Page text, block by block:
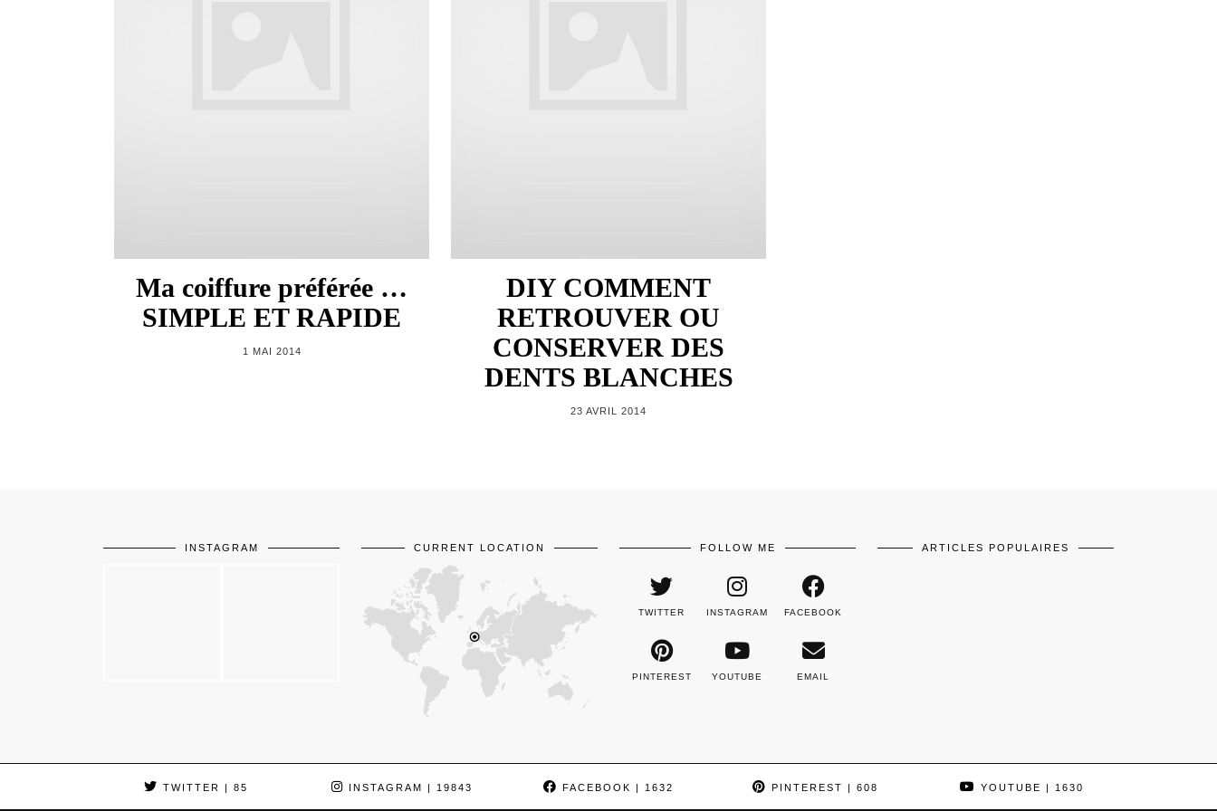
Ma coiffure préférée …
SIMPLE ET RAPIDE
1 MAI 2014
DIY COMMENT
RETROUVER OU
CONSERVER DES
DENTS BLANCHES
23 AVRIL 2014
INSTAGRAM CURRENT LOCATION FOLLOW ME
TWITTER INSTAGRAM FACEBOOK
PINTEREST YOUTUBE EMAIL
ARTICLES POPULAIRES
TWITTER | 85 INSTAGRAM | 19843 FACEBOOK | 1632 PINTEREST | 608 YOUTUBE | 1630